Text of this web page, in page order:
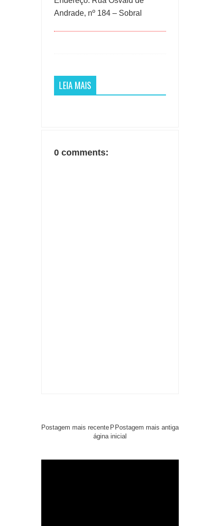
Andrade, nº 184 – Sobral
LEIA MAIS
0 comments:
Postagem mais recente Postagem mais antiga
P
ágina inicial